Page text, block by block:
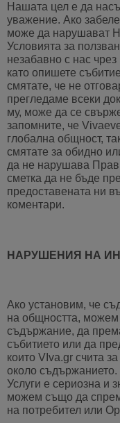
Нашата цел е да
уважение. Ако
може да нарушават
Условията за
незабавно с нас
като опишете
смятате, че не
прегледаме всеки
му, може да се
запомните, че
глобална общност,
смятате за обидно
да не нарушава
сметка да не бъде
предоставената ни
коментари.
НАРУШЕНИЯ НА
Ако установим, че
на общността,
съдържание, да
събитието или да
които VIva.gr счита
около
Услуги е сериозна и
можем също да спрем
на потребител или